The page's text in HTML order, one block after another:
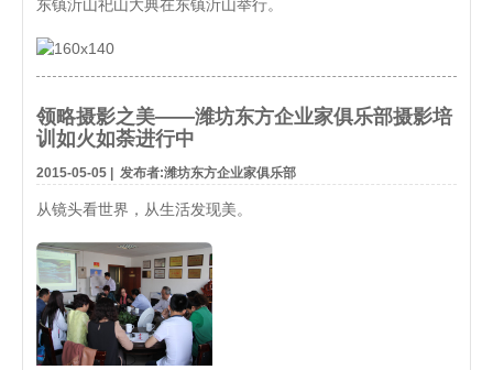
东镇沂山祀山大典在东镇沂山举行。
领略摄影之美——潍坊东方企业家俱乐部摄影培
训如火如荼进行中
2015-05-05 发布者:潍坊东方企业家俱乐部
从镜头看世界，从生活发现美。